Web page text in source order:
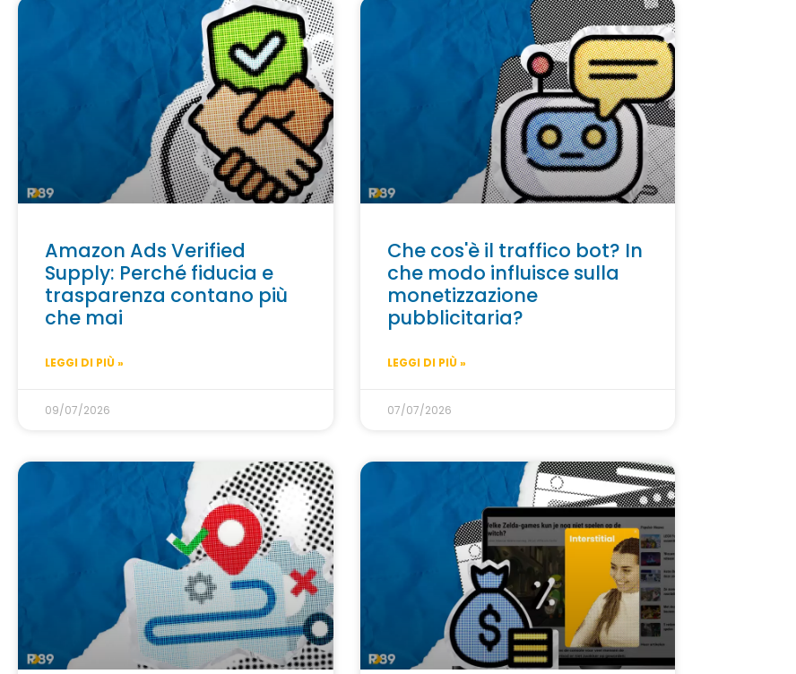
Amazon Ads Verified
Supply: Perché fiducia e
trasparenza contano più
che mai
LEGGI DI PIÙ »
09/07/2026
Che cos'è il traffico bot? In
che modo influisce sulla
monetizzazione
pubblicitaria?
LEGGI DI PIÙ »
07/07/2026